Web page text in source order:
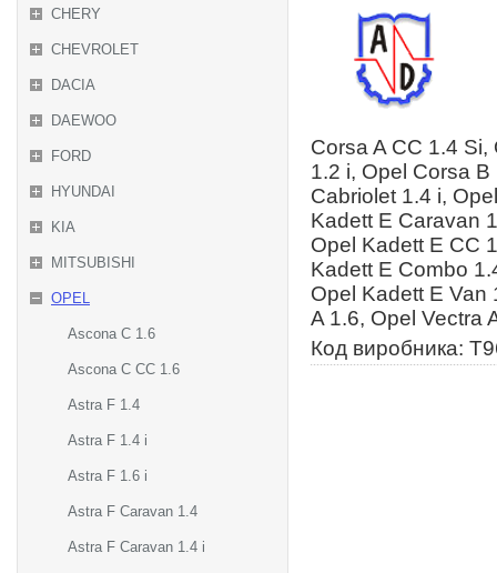
CHERY
CHEVROLET
DACIA
DAEWOO
FORD
HYUNDAI
KIA
MITSUBISHI
OPEL
Ascona C 1.6
Ascona C CC 1.6
Astra F 1.4
Astra F 1.4 i
Astra F 1.6 i
Astra F Caravan 1.4
Astra F Caravan 1.4 i
Corsa A CC 1.4
1.2 i, Opel Corsa
Cabriolet 1.4 i,
Kadett E Caravan
Opel Kadett E CC
Kadett E Combo
Opel Kadett E Van
A 1.6, Opel Vectra
Код виробника: